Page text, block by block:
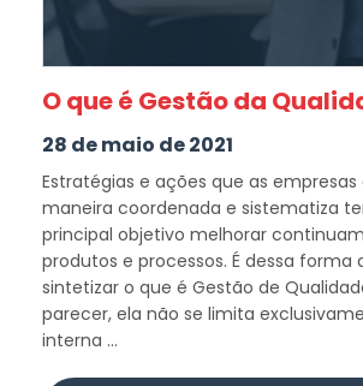
O que é Gestão da
28 de maio de 2021
Estratégias e ações que as
maneira coordenada e sistematiza
principal objetivo melhorar
produtos e processos. É dessa forma
sintetizar o que é Gestão de
parecer, ela não se limita
interna ...